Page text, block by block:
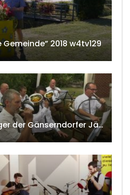
2018 w4tv129
11. Jagdheuriger der Gänserndorfer Jäger 2020 w4tv166